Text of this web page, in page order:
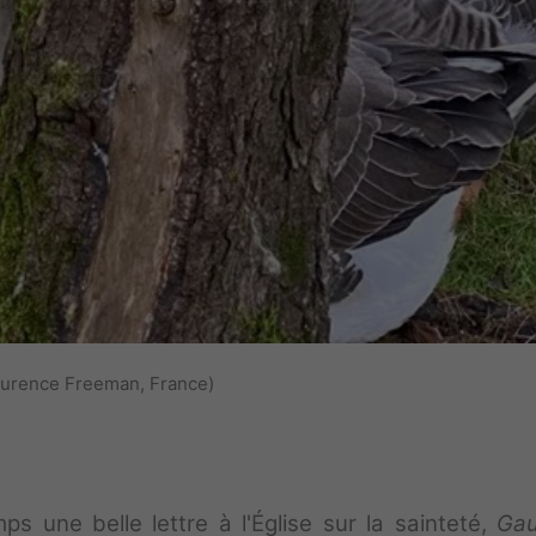
Freeman, France)
une belle lettre à l'Église sur la sainteté,